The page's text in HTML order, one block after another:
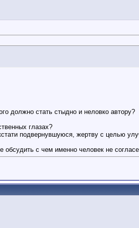
должно стать стыдно и неловко автору?
глазах?
подвернувшуюся, жертву с целью
с чем именно человек не